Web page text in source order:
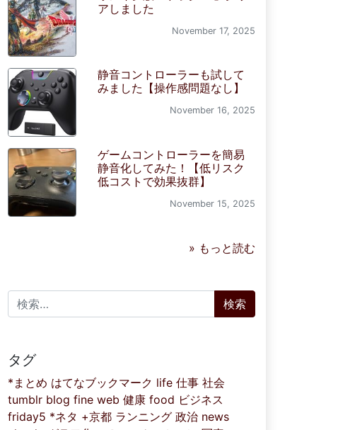
アしました
November 17, 2025
静音コントローラーも試して
みました【操作感問題なし】
November 16, 2025
ゲームコントローラーを簡易
静音化してみた！【低リスク
低コストで効果抜群】
November 15, 2025
» もっと読む
検索:
タグ
*まとめ はてなブックマーク life 仕事 社会
tumblr blog fine web 健康 food ビジネス
friday5 *ネタ +京都 ランニング 政治 news